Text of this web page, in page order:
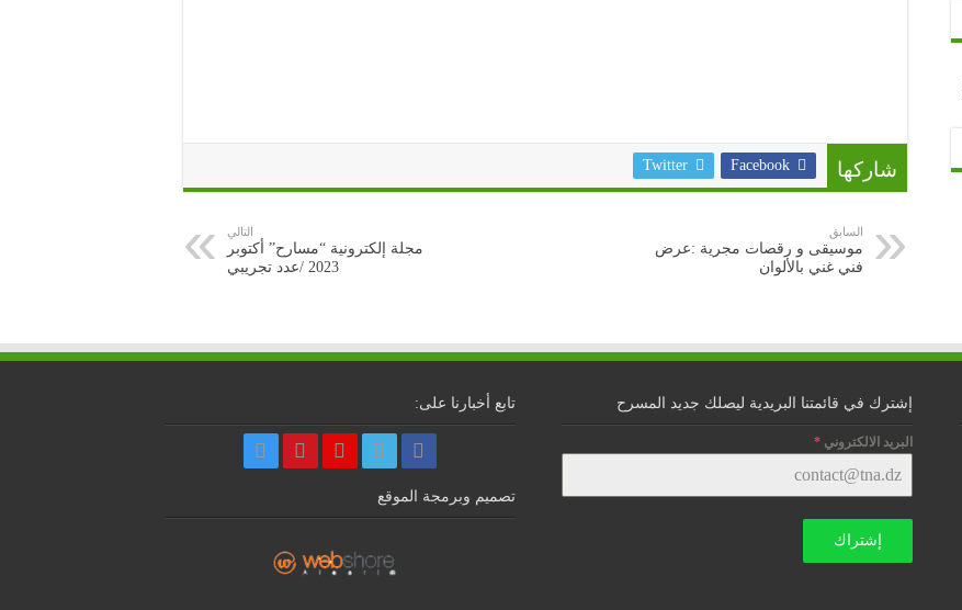
شاركها Facebook
Twitter
السابق
موسيقى و رقصات مجرية :عرض
فني غني بالألوان
التالي
مجلة إلكترونية “مسارح” أكتوبر
2023 /عدد تجريبي
إشترك في قائمتنا البريدية ليصلك جديد المسرح
البريد الالكتروني *
إشتراك
تابع أخبارنا على:
تصميم وبرمجة الموقع